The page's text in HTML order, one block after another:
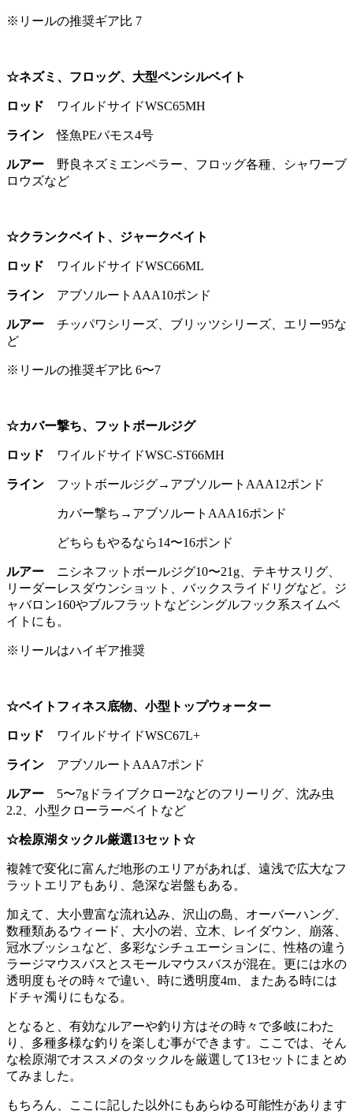
※リールの推奨ギア比 7
☆ネズミ、フロッグ、大型ペンシルベイト
ロッド ワイルドサイドWSC65MH
ライン怪魚PEバモス4号
ルアー 野良ネズミエンペラー、フロッグ各種、シャワーブ
ロウズなど
☆クランクベイト、ジャークベイト
ロッド ワイルドサイドWSC66ML
ライン アブソルートAAA10ポンド
ルアー チッパワシリーズ、ブリッツシリーズ、エリー95な
ど
※リールの推奨ギア比 6〜7
☆カバー撃ち、フットボールジグ
ロッド ワイルドサイドWSC-ST66MH
ライン フットボールジグ→アブソルートAAA12ポンド
カバー撃ち→アブソルートAAA16ポンド
どちらもやるなら14〜16ポンド
ルアー ニシネフットボールジグ10〜21g、テキサスリグ、
リーダーレスダウンショット、バックスライドリグなど。ジ
ャバロン160やブルフラットなどシングルフック系スイムベ
イトにも。
※リールはハイギア推奨
☆ベイトフィネス底物、小型トップウォーター
ロッド ワイルドサイドWSC67L+
ライン アブソルートAAA7ポンド
ルアー 5〜7gドライブクロー2などのフリーリグ、沈み虫
2.2、小型クローラーベイトなど
☆桧原湖タックル厳選13セット☆
複雑で変化に富んだ地形のエリアがあれば、遠浅で広大なフ
ラットエリアもあり、急深な岩盤もある。
加えて、大小豊富な流れ込み、沢山の島、オーバーハング、
数種類あるウィード、大小の岩、立木、レイダウン、崩落、
冠水ブッシュなど、多彩なシチュエーションに、性格の違う
ラージマウスバスとスモールマウスバスが混在。更には水の
透明度もその時々で違い、時に透明度4m、またある時には
ドチャ濁りにもなる。
となると、有効なルアーや釣り方はその時々で多岐にわた
り、多種多様な釣りを楽しむ事ができます。ここでは、そん
な桧原湖でオススメのタックルを厳選して13セットにまとめ
てみました。
もちろん、ここに記した以外にもあらゆる可能性があります